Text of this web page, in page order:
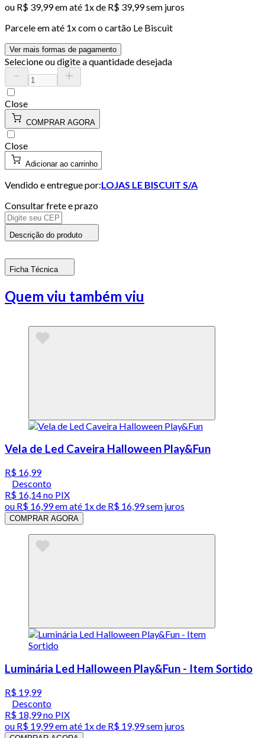
ou R$ 39,99em até 1x de R$ 39,99sem juros
Parcele em até 1x com o cartão Le Biscuit
Ver mais formas de pagamento
Selecione ou digite a quantidade desejada
Close
COMPRAR AGORA
Close
Adicionar ao carrinho
Vendido e entregue por:LOJAS LE BISCUIT S/A
Consultar frete e prazo
Descrição do produto
Ficha Técnica
Quem viu também viu
Vela de Led Caveira Halloween Play&Fun
R$ 16,99
Desconto
R$ 16,14no PIX
ou R$ 16,99em até 1x de R$ 16,99sem juros
COMPRAR AGORA
Luminária Led Halloween Play&Fun - Item Sortido
R$ 19,99
Desconto
R$ 18,99no PIX
ou R$ 19,99em até 1x de R$ 19,99sem juros